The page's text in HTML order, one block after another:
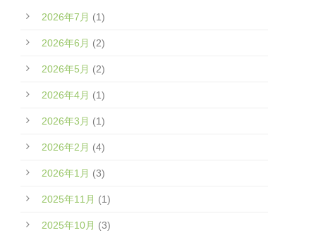
2026年7月 (1)
2026年6月 (2)
2026年5月 (2)
2026年4月 (1)
2026年3月 (1)
2026年2月 (4)
2026年1月 (3)
2025年11月 (1)
2025年10月 (3)